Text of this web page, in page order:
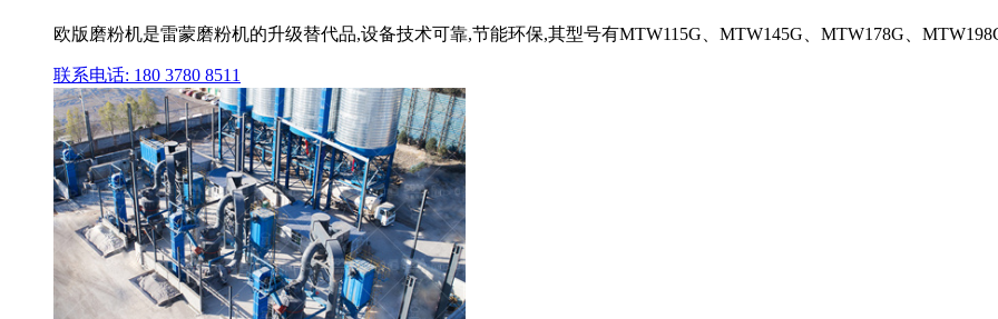
欧版磨粉机是雷蒙磨粉机的升级替代品,设备技术可靠,节能环保,其型号有MTW115G、MTW145G、MTW178G、
联系电话: 180 3780 8511